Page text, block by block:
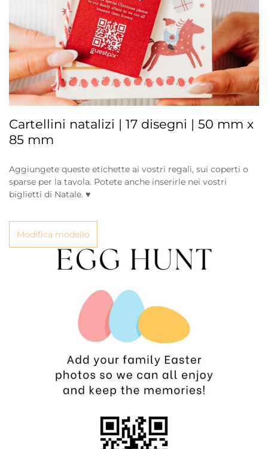
Cartellini natalizi | 17 disegni | 50 mm x
85 mm
Aggiungete queste etichette ai vostri regali, sui coperti o
sparse per la tavola. Potete anche inserirle nei vostri
biglietti di Natale. ♥
Modifica modello